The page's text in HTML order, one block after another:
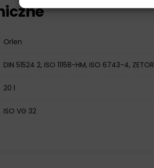
Orlen
DIN 51524 2, ISO 11158-HM, ISO 6743-4, ZETOR
20 l
ISO VG 32